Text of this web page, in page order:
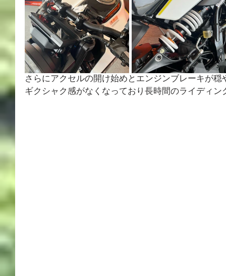
さらにアクセルの開け始めとエンジンブレーキが
ギクシャク感がなくなっており長時間のライディン